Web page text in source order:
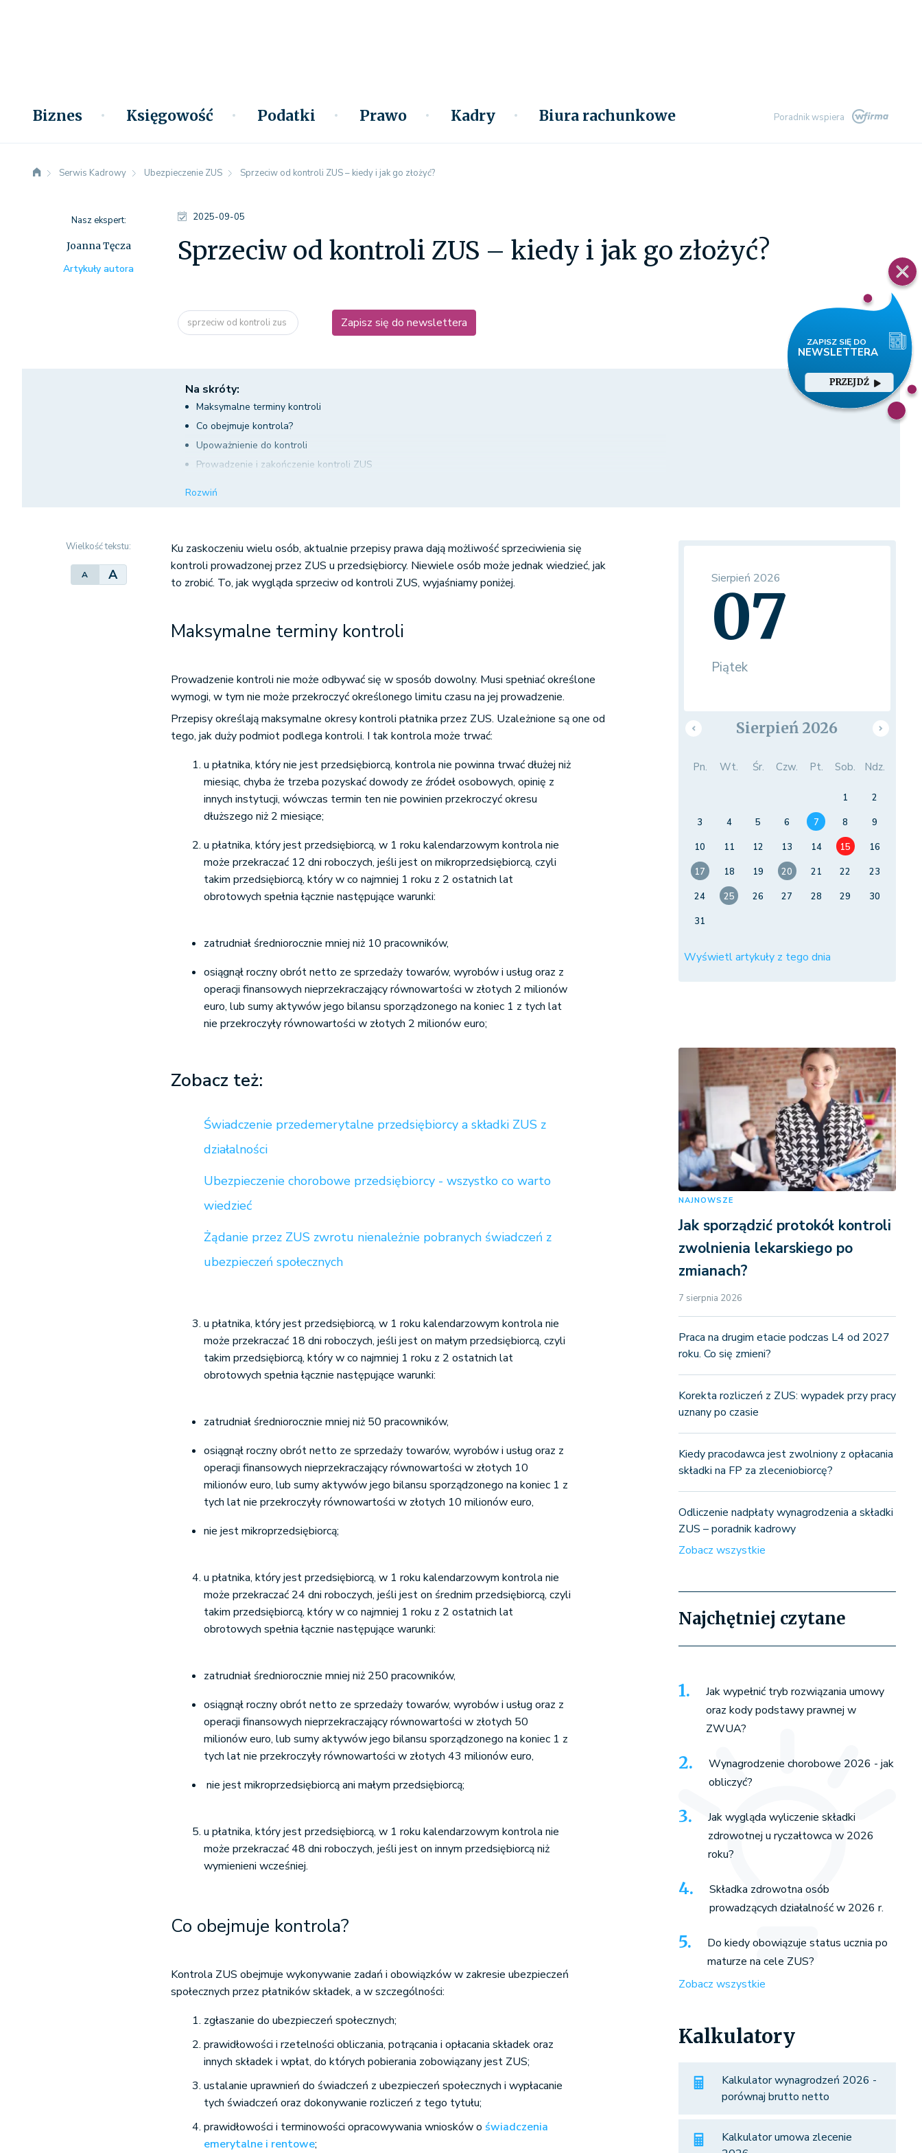
Biznes Księgowość Podatki Prawo Kadry Biura rachunkowe Poradnik wspiera
PRZEJDŹ
Serwis Kadrowy Ubezpieczenie ZUS Sprzeciw od kontroli ZUS – kiedy i jak go złożyć?
2025-09-05
Sprzeciw od kontroli ZUS – kiedy i jak go złożyć?
sprzeciw od kontroli zus Zapisz się do newslettera
Nasz ekspert:
Joanna Tęcza
Artykuły autora
Na skróty:
Maksymalne terminy kontroli
Co obejmuje kontrola?
Upoważnienie do kontroli
Prowadzenie i zakończenie kontroli ZUS
Rozwiń
Wielkość tekstu:
A A
Ku zaskoczeniu wielu osób, aktualnie przepisy prawa dają możliwość sprzeciwienia się
kontroli prowadzonej przez ZUS u przedsiębiorcy. Niewiele osób może jednak wiedzieć, jak
to zrobić. To, jak wygląda sprzeciw od kontroli ZUS, wyjaśniamy poniżej.
Maksymalne terminy kontroli
Prowadzenie kontroli nie może odbywać się w sposób dowolny. Musi spełniać określone
wymogi, w tym nie może przekroczyć określonego limitu czasu na jej prowadzenie.
Przepisy określają maksymalne okresy kontroli płatnika przez ZUS. Uzależnione są one od
tego, jak duży podmiot podlega kontroli. I tak kontrola może trwać:
u płatnika, który nie jest przedsiębiorcą, kontrola nie powinna trwać dłużej niż
miesiąc, chyba że trzeba pozyskać dowody ze źródeł osobowych, opinię z
innych instytucji, wówczas termin ten nie powinien przekroczyć okresu
dłuższego niż 2 miesiące;
u płatnika, który jest przedsiębiorcą, w 1 roku kalendarzowym kontrola nie
może przekraczać 12 dni roboczych, jeśli jest on mikroprzedsiębiorcą, czyli
takim przedsiębiorcą, który w co najmniej 1 roku z 2 ostatnich lat
obrotowych spełnia łącznie następujące warunki:
zatrudniał średniorocznie mniej niż 10 pracowników,
osiągnął roczny obrót netto ze sprzedaży towarów, wyrobów i usług oraz z
operacji finansowych nieprzekraczający równowartości w złotych 2 milionów
euro, lub sumy aktywów jego bilansu sporządzonego na koniec 1 z tych lat
nie przekroczyły równowartości w złotych 2 milionów euro;
Zobacz też:
Świadczenie przedemerytalne przedsiębiorcy a składki ZUS z
działalności
Ubezpieczenie chorobowe przedsiębiorcy - wszystko co warto
wiedzieć
Żądanie przez ZUS zwrotu nienależnie pobranych świadczeń z
ubezpieczeń społecznych
u płatnika, który jest przedsiębiorcą, w 1 roku kalendarzowym kontrola nie
może przekraczać 18 dni roboczych, jeśli jest on małym przedsiębiorcą, czyli
takim przedsiębiorcą, który w co najmniej 1 roku z 2 ostatnich lat
obrotowych spełnia łącznie następujące warunki:
zatrudniał średniorocznie mniej niż 50 pracowników,
osiągnął roczny obrót netto ze sprzedaży towarów, wyrobów i usług oraz z
operacji finansowych nieprzekraczający równowartości w złotych 10
milionów euro, lub sumy aktywów jego bilansu sporządzonego na koniec 1 z
tych lat nie przekroczyły równowartości w złotych 10 milionów euro,
nie jest mikroprzedsiębiorcą;
u płatnika, który jest przedsiębiorcą, w 1 roku kalendarzowym kontrola nie
może przekraczać 24 dni roboczych, jeśli jest on średnim przedsiębiorcą, czyli
takim przedsiębiorcą, który w co najmniej 1 roku z 2 ostatnich lat
obrotowych spełnia łącznie następujące warunki:
zatrudniał średniorocznie mniej niż 250 pracowników,
osiągnął roczny obrót netto ze sprzedaży towarów, wyrobów i usług oraz z
operacji finansowych nieprzekraczający równowartości w złotych 50
milionów euro, lub sumy aktywów jego bilansu sporządzonego na koniec 1 z
tych lat nie przekroczyły równowartości w złotych 43 milionów euro,
nie jest mikroprzedsiębiorcą ani małym przedsiębiorcą;
u płatnika, który jest przedsiębiorcą, w 1 roku kalendarzowym kontrola nie
może przekraczać 48 dni roboczych, jeśli jest on innym przedsiębiorcą niż
wymienieni wcześniej.
Co obejmuje kontrola?
Kontrola ZUS obejmuje wykonywanie zadań i obowiązków w zakresie ubezpieczeń
społecznych przez płatników składek, a w szczególności:
zgłaszanie do ubezpieczeń społecznych;
prawidłowości i rzetelności obliczania, potrącania i opłacania składek oraz
innych składek i wpłat, do których pobierania zobowiązany jest ZUS;
ustalanie uprawnień do świadczeń z ubezpieczeń społecznych i wypłacanie
tych świadczeń oraz dokonywanie rozliczeń z tego tytułu;
prawidłowości i terminowości opracowywania wniosków o świadczenia
emerytalne i rentowe;
Sierpień 2026
07
Piątek
Sierpień 2026
Pn. Wt. Śr. Czw. Pt. Sob. Ndz.
1
2
3
4 5 6 7 8
9
10
11 12 13 14 15
16
17
18 19 20 21 22
23
24
25 26 27 28 29
30
31
Wyświetl artykuły z tego dnia
NAJNOWSZE
Jak sporządzić protokół kontroli
zwolnienia lekarskiego po
zmianach?
7 sierpnia 2026
Praca na drugim etacie podczas L4 od 2027
roku. Co się zmieni?
Korekta rozliczeń z ZUS: wypadek przy pracy
uznany po czasie
Kiedy pracodawca jest zwolniony z opłacania
składki na FP za zleceniobiorcę?
Odliczenie nadpłaty wynagrodzenia a składki
ZUS – poradnik kadrowy
Zobacz wszystkie
Najchętniej czytane
Jak wypełnić tryb rozwiązania umowy
oraz kody podstawy prawnej w
ZWUA?
Wynagrodzenie chorobowe 2026 - jak
obliczyć?
Jak wygląda wyliczenie składki
zdrowotnej u ryczałtowca w 2026
roku?
Składka zdrowotna osób
prowadzących działalność w 2026 r.
Do kiedy obowiązuje status ucznia po
maturze na cele ZUS?
Zobacz wszystkie
Kalkulatory
Kalkulator wynagrodzeń 2026 -
porównaj brutto netto
Kalkulator umowa zlecenie